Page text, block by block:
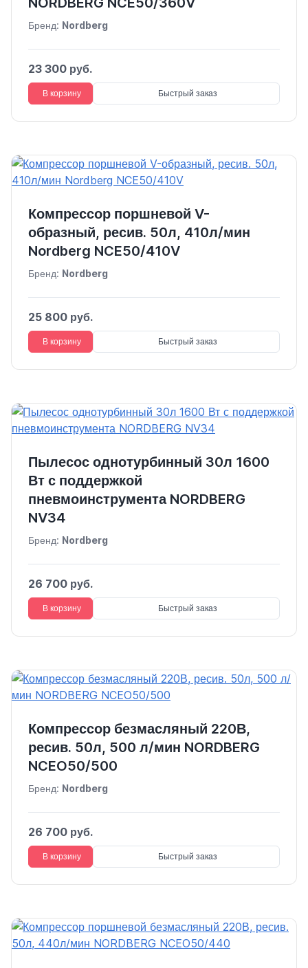
Бренд: Nordberg
23 300 руб.
В корзину Быстрый заказ
Компрессор поршневой V-
образный, ресив. 50л, 410л/мин
Nordberg NCE50/410V
Бренд: Nordberg
25 800 руб.
В корзину Быстрый заказ
Пылесос однотурбинный 30л 1600
Вт с поддержкой
пневмоинструмента NORDBERG
NV34
Бренд: Nordberg
26 700 руб.
В корзину Быстрый заказ
Компрессор безмасляный 220В,
ресив. 50л, 500 л/мин NORDBERG
NCEO50/500
Бренд: Nordberg
26 700 руб.
В корзину Быстрый заказ